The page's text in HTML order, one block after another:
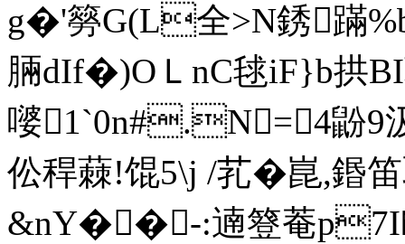
g�'簩G(L全>N銹蹣
脼dIf�)OＬnC毬iF}b拱
嘙1`0n#.N=4鼢9
伀稈蕀!馄5\j /芤�崑,鍲
&nY��-:遖簦菴